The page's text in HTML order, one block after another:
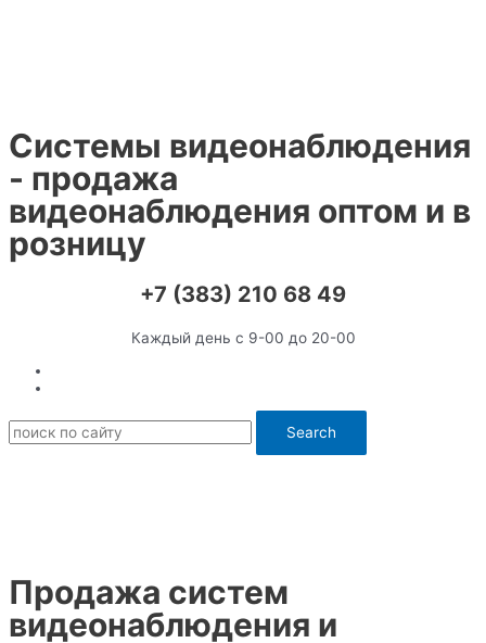
Системы видеонаблюдения
- продажа
видеонаблюдения оптом и в
розницу
+7 (383) 210 68 49
Каждый день с 9-00 до 20-00
Search
Продажа систем
видеонаблюдения и